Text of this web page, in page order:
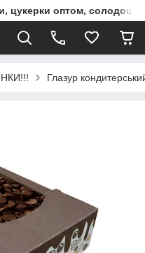
цукерки оптом, солодощі
Глазур